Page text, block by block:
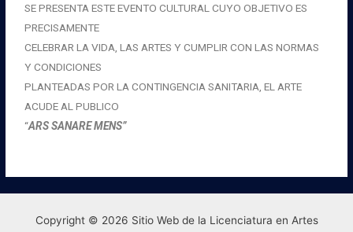
SE PRESENTA ESTE EVENTO CULTURAL CUYO OBJETIVO ES
PRECISAMENTE
CELEBRAR LA VIDA, LAS ARTES Y CUMPLIR CON LAS NORMAS
Y CONDICIONES
PLANTEADAS POR LA CONTINGENCIA SANITARIA, EL ARTE
ACUDE AL PUBLICO
“ARS SANARE MENS”
Copyright © 2026 Sitio Web de la Licenciatura en Artes